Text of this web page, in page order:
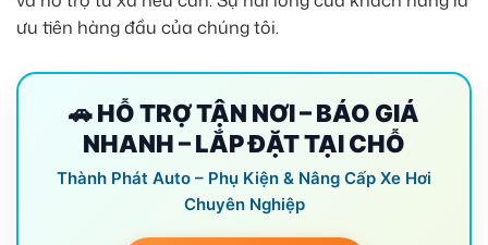
ưu tiên hàng đầu của chúng tôi.
🚗 HỖ TRỢ TẬN NƠI – BÁO GIÁ
NHANH – LẮP ĐẶT TẠI CHỖ
Thành Phát Auto – Phụ Kiện & Nâng Cấp Xe Hơi
Chuyên Nghiệp